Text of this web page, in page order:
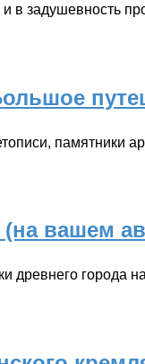
в задушевность
памятники
(на вашем
древнего города